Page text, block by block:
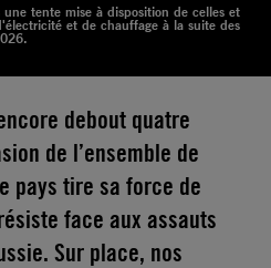
tente mise à disposition de celles et
et de chauffage à la suite des
debout quatre
de l’ensemble de
pays tire sa force de
face aux assauts
Sur place, nos